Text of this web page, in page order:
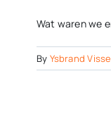
Wat waren we
By Ysbrand